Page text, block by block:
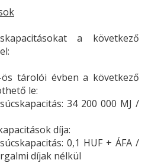
a következő
ös tárolói évben a következő
le:
34 200 000 MJ /
díja:
0,1 HUF + ÁFA /
díjak nélkül